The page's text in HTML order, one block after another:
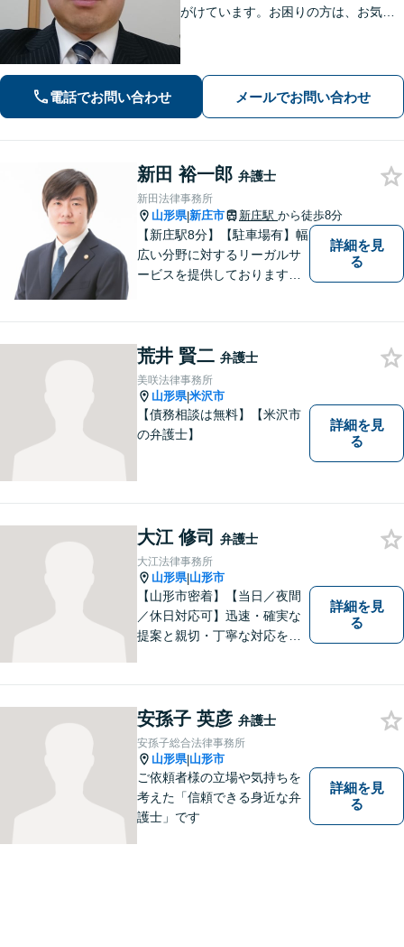
がけています。お困りの方は、お気軽
電話でお問い合わせ メールでお問い合わせ
新田 裕一郎 弁護士
新田法律事務所
山形県|新庄市 新庄駅 から徒歩8分
【新庄駅8分】【駐車場有】幅
広い分野に対するリーガルサ
ービスを提供しております。
を常に意識し、依頼者のお悩
み解決に全力を注ぎます。ま
ずは、お気軽にご相談くださ
い。
詳細を見
る
荒井 賢二 弁護士
美咲法律事務所
山形県|米沢市
【債務相談は無料】【米沢市
の弁護士】
詳細を見
る
大江 修司 弁護士
大江法律事務所
山形県|山形市
【山形市密着】【当日／夜間
／休日対応可】迅速・確実な
提案と親切・丁寧な対応をい
可】不安や問題について法的
リスクを説明し、見通しを立
て、より良い解決に導くお手
伝いをいたします。
詳細を見
る
安孫子 英彦 弁護士
安孫子総合法律事務所
山形県|山形市
ご依頼者様の立場や気持ちを
考えた「信頼できる身近な弁
護士」です
詳細を見
る